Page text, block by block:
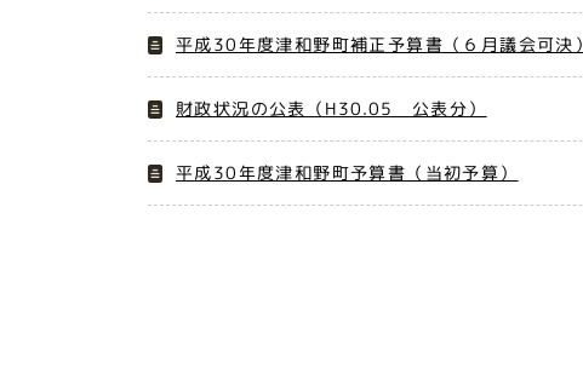
平成30年度津和野町補正予算書（６月議会可決）
財政状況の公表（H30.05 公表分）
平成30年度津和野町予算書（当初予算）